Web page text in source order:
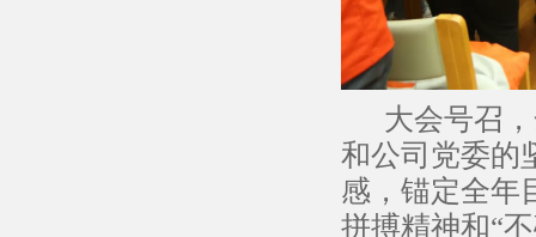
大会号召，
和公司党委的
感，锚定全年
拼搏精神和“